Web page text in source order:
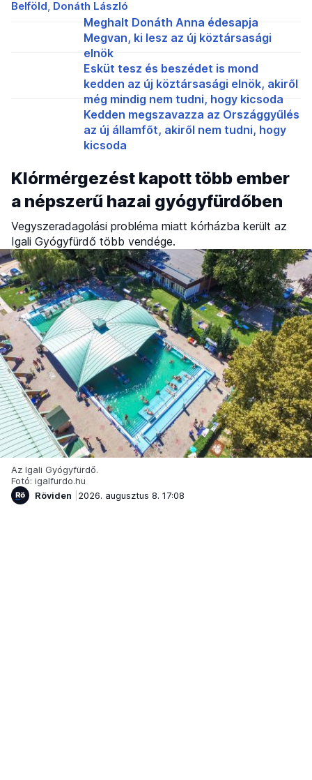
Belföld Donáth László
Meghalt Donáth Anna édesapja
Megvan, ki lesz az új köztársasági
elnök
Esküt tesz és beszédet is mond
kedden az új köztársasági elnök, akiről
még mindig nem tudni, hogy kicsoda
Kedden megszavazza az Országgyűlés
az új államfőt, akiről nem tudni, hogy
kicsoda
Klórmérgezést kapott több ember
a népszerű hazai gyógyfürdőben
Vegyszeradagolási probléma miatt kórházba került az
Igali Gyógyfürdő több vendége.
Az Igali Gyógyfürdő.
Fotó: igalfurdo.hu
Röviden
2026. augusztus 8. 17:08